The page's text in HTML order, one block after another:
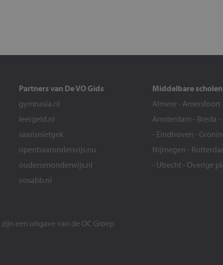
Partners van De VO Gids
gymnasia.nl
leergeld.nl
saarisnietgek
openbaaronderwijs.nu
oudersenonderwijs.nl
vosabb.nl
Middelbare scholen
Almere - Amersfoort
Amsterdam - Breda -
- Eindhoven -
Nijmegen -
- Utrecht - Overige
zijn een uitgave van de OC Groep